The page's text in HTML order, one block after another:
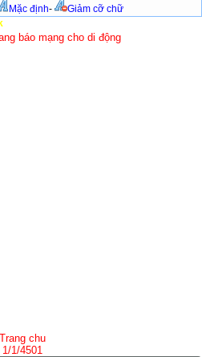
Mặc định-
Giảm cỡ chữ
báo mạng cho di động
Trang chu
1/1/4501